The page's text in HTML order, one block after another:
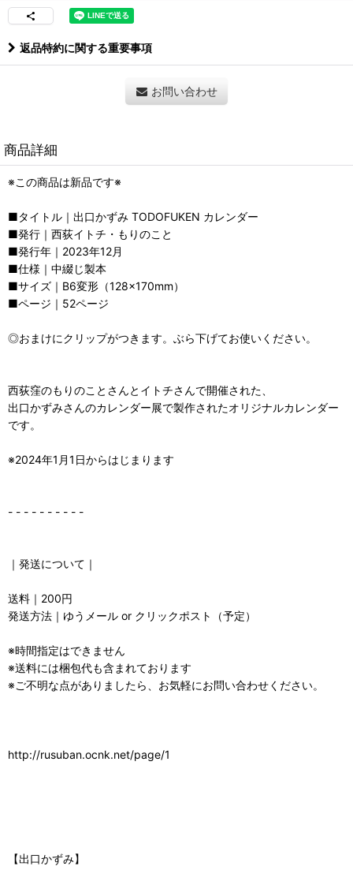
返品特約に関する重要事項
お問い合わせ
商品詳細
※この商品は新品です※
■タイトル｜出口かずみ TODOFUKEN カレンダー
■発行｜西荻イトチ・もりのこと
■発行年｜2023年12月
■仕様｜中綴じ製本
■サイズ｜B6変形（128×170mm）
■ページ｜52ページ
◎おまけにクリップがつきます。ぶら下げてお使いください。
西荻窪のもりのことさんとイトチさんで開催された、
出口かずみさんのカレンダー展で製作されたオリジナルカレンダー
です。
※2024年1月1日からはじまります
- - - - - - - - - -
｜発送について｜
送料｜200円
発送方法｜ゆうメール or クリックポスト（予定）
※時間指定はできません
※送料には梱包代も含まれております
※ご不明な点がありましたら、お気軽にお問い合わせください。
http://rusuban.ocnk.net/page/1
【出口かずみ】